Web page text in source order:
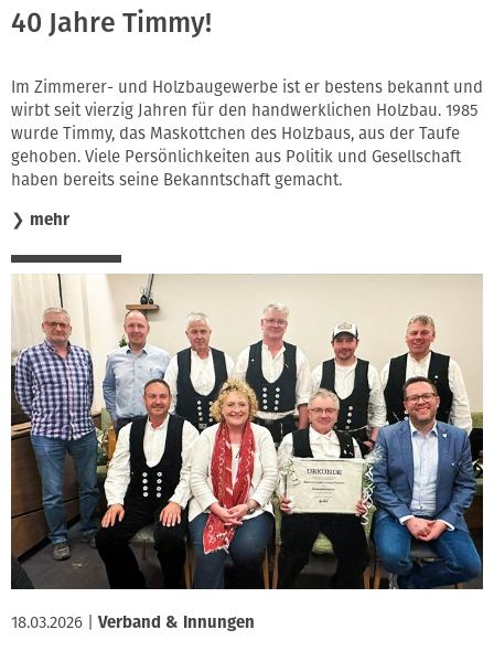
40 Jahre Timmy!
Im Zimmerer- und Holzbaugewerbe ist er bestens bekannt und
wirbt seit vierzig Jahren für den handwerklichen Holzbau. 1985
wurde Timmy, das Maskottchen des Holzbaus, aus der Taufe
gehoben. Viele Persönlichkeiten aus Politik und Gesellschaft
haben bereits seine Bekanntschaft gemacht.
❯ mehr
18.03.2026 Verband & Innungen